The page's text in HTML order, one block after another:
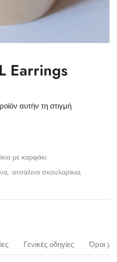
Earrings
αυτήν τη στιγμή
με καρφάκι
, ατσάλινα σκουλαρίκια,
Γενικές οδηγίες Όροι